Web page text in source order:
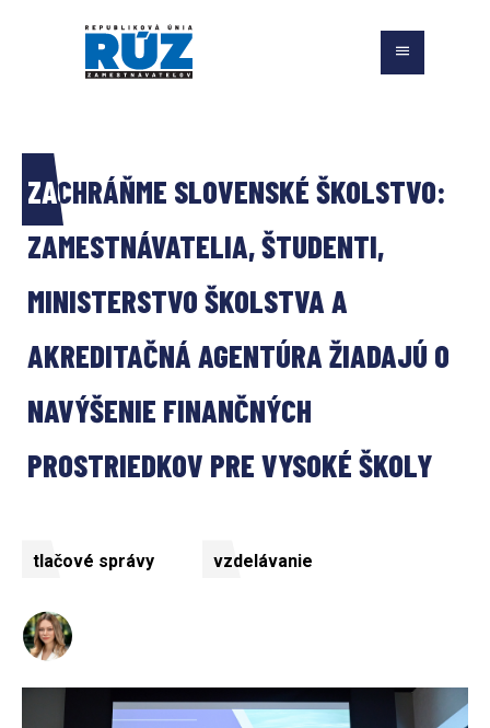
ZACHRÁŇME SLOVENSKÉ ŠKOLSTVO:
ZAMESTNÁVATELIA, ŠTUDENTI,
MINISTERSTVO ŠKOLSTVA A
AKREDITAČNÁ AGENTÚRA ŽIADAJÚ O
NAVÝŠENIE FINANČNÝCH
PROSTRIEDKOV PRE VYSOKÉ ŠKOLY
tlačové správy vzdelávanie